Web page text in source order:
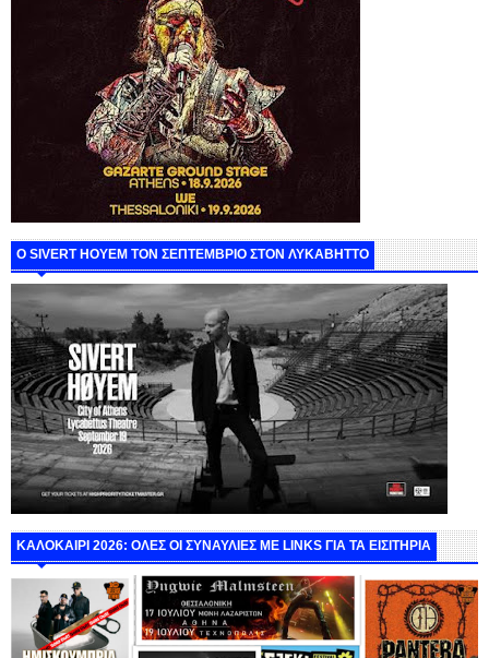
Ο SIVERT HOYEM ΤΟΝ ΣΕΠΤΕΜΒΡΙΟ ΣΤΟΝ ΛΥΚΑΒΗΤΤΟ
ΚΑΛΟΚΑΙΡΙ 2026: ΟΛΕΣ ΟΙ ΣΥΝΑΥΛΙΕΣ ΜΕ LINKS ΓΙΑ ΤΑ ΕΙΣΙΤΗΡΙΑ